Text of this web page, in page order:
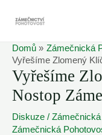
Domů
Zámečnická
Vyřešíme Zlomený
Vyřešíme
Nostop
Diskuze /
Zámečnická